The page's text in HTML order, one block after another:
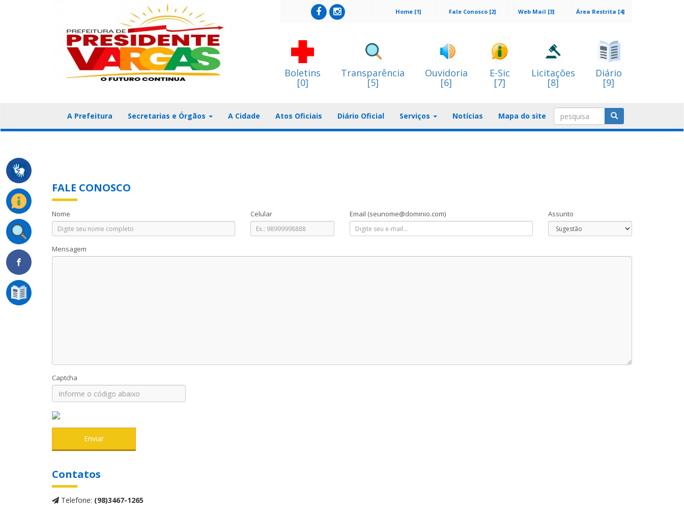
Área Restrita [4]
Web Mail [3]
Fale Conosco [2]
Home [1]
Boletins
[0]
Transparência
[5]
Ouvidoria
[6]
E-Sic
[7]
Licitações
[8]
Diário
[9]
A Prefeitura Secretarias e Órgãos A Cidade Atos Oficiais Diário Oficial Serviços Notícias Mapa do site
FALE CONOSCO
Nome Celular Email (seunome@dominio.com) Assunto
Mensagem
Captcha
Enviar
Contatos
Telefone: (98)3467-1265